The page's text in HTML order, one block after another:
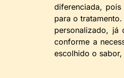
diferenciada, pois
para o
personalizado, já
conforme a
escolhido o